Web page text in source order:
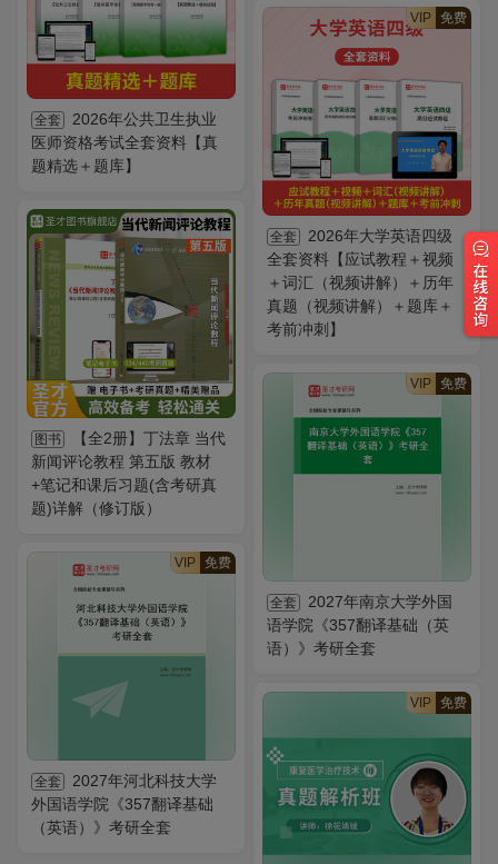
全套
2026年公共卫生执业
医师资格考试全套资料【真
题精选＋题库】
VIP 免费
全套
2026年大学英语四级
全套资料【应试教程＋视频
＋词汇（视频讲解）＋历年
真题（视频讲解）＋题库＋
考前冲刺】
图书
【全2册】丁法章 当代
新闻评论教程 第五版 教材
+笔记和课后习题(含考研真
题)详解（修订版）
VIP 免费
全套
2027年南京大学外国
语学院《357翻译基础（英
语）》考研全套
VIP 免费
全套
2027年河北科技大学
外国语学院《357翻译基础
（英语）》考研全套
VIP 免费